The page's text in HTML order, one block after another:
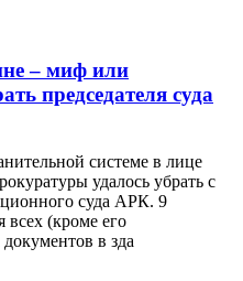
– миф или
председателя суда
системе в лице
удалось убрать с
суда АРК. 9
всех (кроме его
в зда